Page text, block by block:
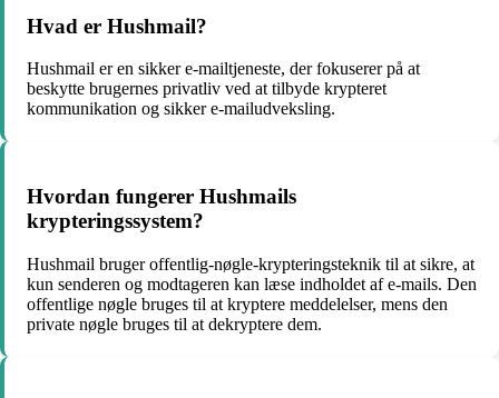
Hvad er Hushmail?
Hushmail er en sikker e-mailtjeneste, der fokuserer på at
beskytte brugernes privatliv ved at tilbyde krypteret
kommunikation og sikker e-mailudveksling.
Hvordan fungerer Hushmails
krypteringssystem?
Hushmail bruger offentlig-nøgle-krypteringsteknik til at sikre, at
kun senderen og modtageren kan læse indholdet af e-mails. Den
offentlige nøgle bruges til at kryptere meddelelser, mens den
private nøgle bruges til at dekryptere dem.